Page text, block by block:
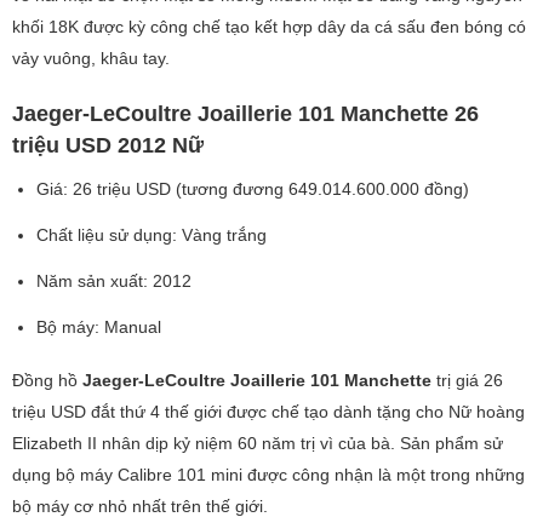
khối 18K được kỳ công chế tạo kết hợp dây da cá sấu đen bóng có
vảy vuông, khâu tay.
Jaeger-LeCoultre Joaillerie 101 Manchette 26
triệu USD 2012 Nữ
Giá: 26 triệu USD (tương đương 649.014.600.000 đồng)
Chất liệu sử dụng: Vàng trắng
Năm sản xuất: 2012
Bộ máy: Manual
Đồng hồ Jaeger-LeCoultre Joaillerie 101 Manchette trị giá 26
triệu USD đắt thứ 4 thế giới được chế tạo dành tặng cho Nữ hoàng
Elizabeth II nhân dịp kỷ niệm 60 năm trị vì của bà. Sản phẩm sử
dụng bộ máy Calibre 101 mini được công nhận là một trong những
bộ máy cơ nhỏ nhất trên thế giới.